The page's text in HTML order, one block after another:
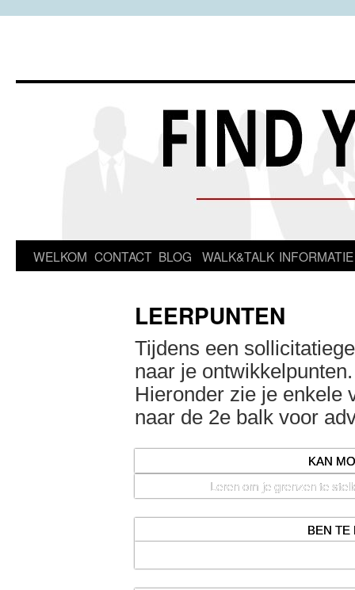
Spring
WELKOM CONTACT BLOG WALK&TALK INFORMATIE
LEERPUNTEN
Tijdens een
naar je ontwikkelpunten.
Hieronder zie je enkele
naar de 2e balk voor
KAN
Leren om je grenzen te
BEN TE